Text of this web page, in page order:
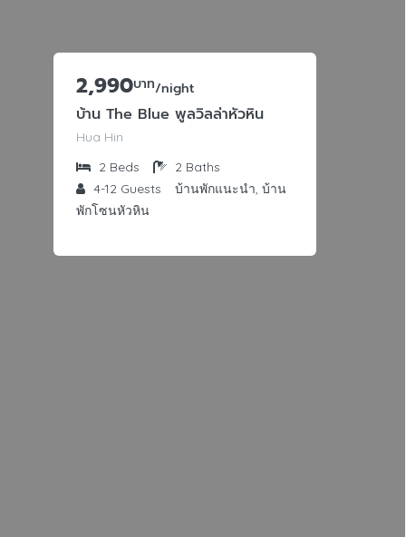
บ้าน The Blue พูลวิลล่าหัวหิน
Hua Hin
2,990บาท/night
2 Beds 2 Baths
4-12 Guests
บ้านพักแนะนำ, บ้าน
พักโซนหัวหิน